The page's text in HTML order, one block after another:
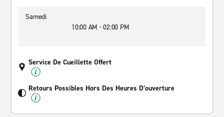
Samedi
10:00 AM - 02:00 PM
Service De Cueillette Offert
Retours Possibles Hors Des Heures D’ouverture